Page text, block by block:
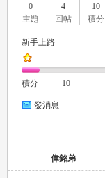
0
主題
4
回帖
10
積分
新手上路
積分 10
發消息
偉銘弟